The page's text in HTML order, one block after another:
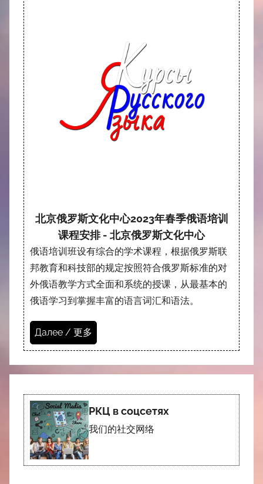
北京俄罗斯文化中心2023年春季俄语培训
课程安排 - 北京俄罗斯文化中心
俄语培训班设有综合的学术课程，根据俄罗斯联
邦教育和科技部的规定按照符合俄罗斯标准的对
外俄语教学方式全面和系统的授课，从最基本的
俄语学习到掌握丰富的语言词汇和语法。
Далее / 更多
РКЦ в соцсетях
我们的社交网络